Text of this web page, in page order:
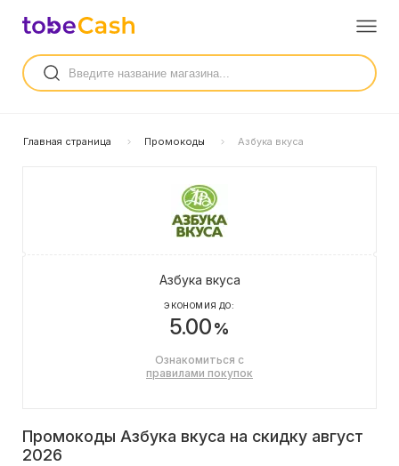
Главная страница Промокоды Азбука вкуса
Азбука вкуса
ЭКОНОМИЯ ДО:
5.00%
Ознакомиться с
правилами покупок
Промокоды Азбука вкуса на скидку август
2026